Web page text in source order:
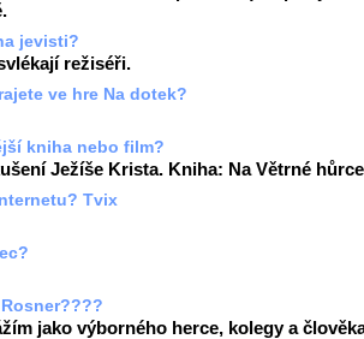
jevisti?
režiséři.
ve hre Na dotek?
kniha nebo film?
Ježíše Krista. Kniha: Na Větrné
Tvix
jako výborného herce, kolegy a